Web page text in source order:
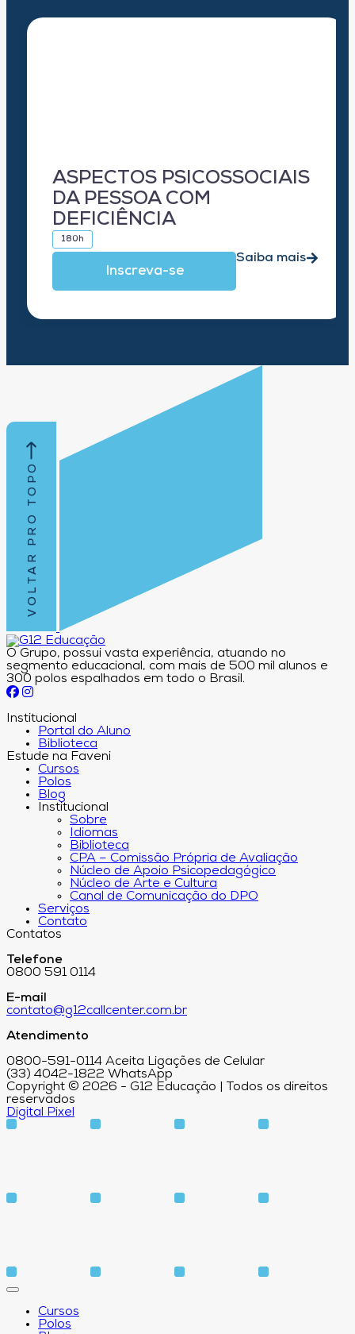
ASPECTOS PSICOSSOCIAIS
DA PESSOA COM
DEFICIÊNCIA
180h
Inscreva-se
Saiba mais
VOLTAR PRO TOPO
O Grupo, possui vasta experiência, atuando no
segmento educacional, com mais de 500 mil alunos e
300 polos espalhados em todo o Brasil.
Institucional
Portal do Aluno
Biblioteca
Estude na Faveni
Cursos
Polos
Blog
Institucional
Sobre
Idiomas
Biblioteca
CPA – Comissão Própria de Avaliação
Núcleo de Apoio Psicopedagógico
Núcleo de Arte e Cultura
Canal de Comunicação do DPO
Serviços
Contato
Contatos
Telefone
0800 591 0114
E-mail
contato@g12callcenter.com.br
Atendimento
0800-591-0114 Aceita Ligações de Celular
(33) 4042-1822 WhatsApp
Copyright © 2026 - G12 Educação | Todos os direitos
reservados
Digital Pixel
Cursos
Polos